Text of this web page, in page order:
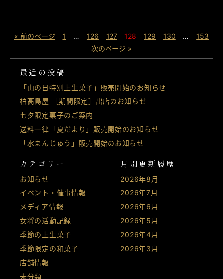
最近の投稿
「山の日特別上生菓子」販売開始のお知らせ
柏髙島屋 ［期間限定］出店のお知らせ
七夕限定菓子のご案内
送料一律「夏だより」販売開始のお知らせ
「水まんじゅう」販売開始のお知らせ
カテゴリー
お知らせ
イベント・催事情報
メディア情報
女将の活動記録
季節の上生菓子
季節限定の和菓子
店舗情報
未分類
月別更新履歴
2026年8月
2026年7月
2026年6月
2026年5月
2026年4月
2026年3月
« 前のページ 1 … 126 127 128 129 130 …
153
次のページ »